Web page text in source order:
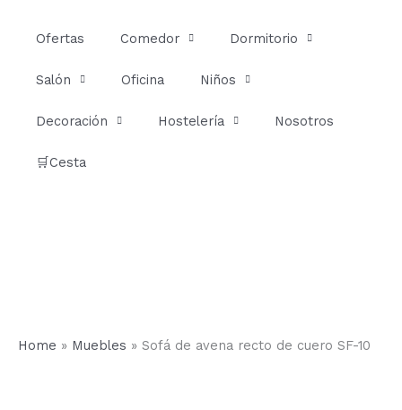
Ofertas Comedor Dormitorio
Salón Oficina Niños
Decoración Hostelería Nosotros
🛒Cesta
Home » Muebles » Sofá de avena recto de cuero SF-10